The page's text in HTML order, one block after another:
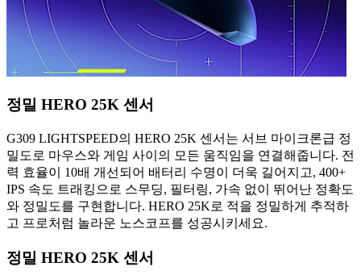
정밀 HERO 25K 센서
G309 LIGHTSPEED의 HERO 25K 센서는 서브 마이크론급 정
밀도로 마우스와 게임 사이의 모든 움직임을 연결해줍니다. 전
력 효율이 10배 개선되어 배터리 수명이 더욱 길어지고, 400+
IPS 속도 트래킹으로 스무딩, 필터링, 가속 없이 뛰어난 정확도
와 정밀도를 구현합니다. HERO 25K로 적을 정밀하게 추적하
고 프로처럼 놀라운 노스코프를 성공시키세요.
정밀 HERO 25K 센서